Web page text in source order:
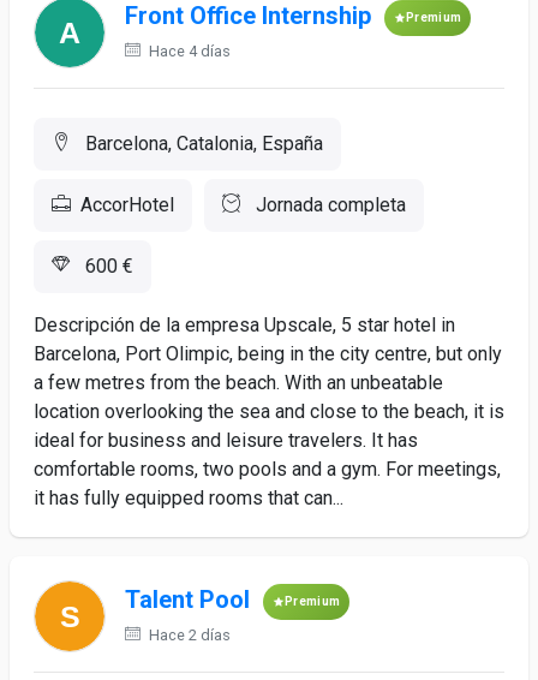
Front Office Internship Premium
Hace 4 días
Barcelona, Catalonia, España
AccorHotel Jornada completa
600 €
Descripción de la empresa Upscale, 5 star hotel in
Barcelona, Port Olimpic, being in the city centre, but only
a few metres from the beach. With an unbeatable
location overlooking the sea and close to the beach, it is
ideal for business and leisure travelers. It has
comfortable rooms, two pools and a gym. For meetings,
it has fully equipped rooms that can...
Talent Pool Premium
Hace 2 días